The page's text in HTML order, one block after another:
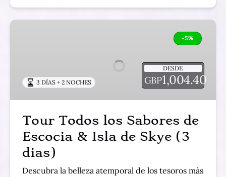
Tour
Escocia
&
Skye
dias)
-5%
DESDE
GBP1,004.40
3 DÍAS + 2 NOCHES
Tour Todos los Sabores de
Escocia & Isla de Skye (3
dias)
Descubra la belleza atemporal de los tesoros más